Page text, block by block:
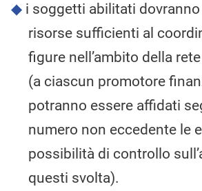
i soggetti abilitati
risorse sufficienti al
figure nell’ambito della
(a ciascun promotore
potranno essere affidati
numero non eccedente le
possibilità di controllo
questi svolta).